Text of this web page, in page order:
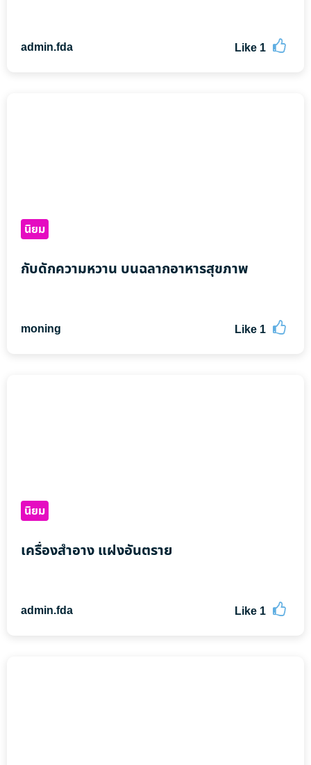
admin.fda Like 1
นิยม
กับดักความหวาน บนฉลากอาหารสุขภาพ
moning Like 1
นิยม
เครื่องสำอาง แฝงอันตราย
admin.fda Like 1